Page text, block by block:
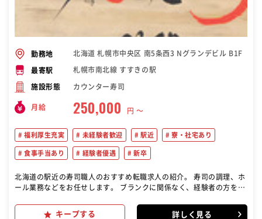
勤務地 北海道 札幌市中央区 南5条西3 Nグランデビル B1F
最寄駅 札幌市南北線 すすきの駅
施設形態 カウンター寿司
月給 250,000 円 〜
福利厚生充実 未経験者歓迎 駅近 寮・社宅あり
食事手当あり 経験者優遇 新卒
北海道の駅近の寿司職人のおすすめ転職求人の紹介。 寿司の調理、ホ
ール業務などをお任せします。 ブランクに関係なく、経験者の方を歓
さい。
キープする 詳しく見る